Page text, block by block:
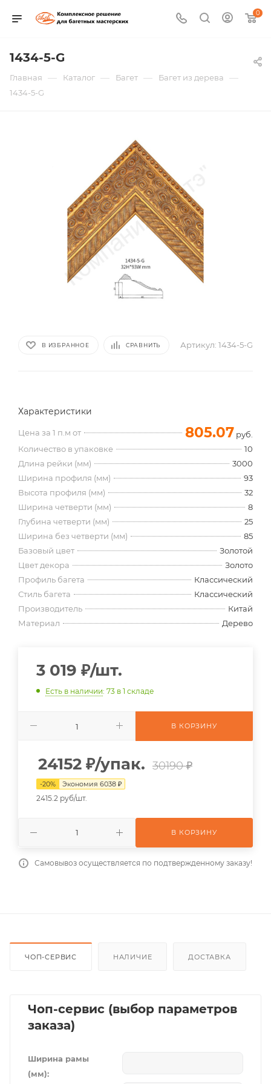
0
1434-5-G
Главная — Каталог — Багет — Багет из дерева —
1434-5-G
В ИЗБРАННОЕ СРАВНИТЬ Артикул: 1434-5-G
Характеристики
Цена за 1 п.м от 805.07 руб.
Количество в упаковке
10
Длина рейки (мм)
3000
Ширина профиля (мм)
93
Высота профиля (мм)
32
Ширина четверти (мм)
8
Глубина четверти (мм)
25
Ширина без четверти (мм)
85
Базовый цвет
Золотой
Цвет декора
Золото
Профиль багета
Классический
Стиль багета
Классический
Производитель
Китай
Материал
Дерево
3 019 ₽/шт.
Есть в наличии: 73 в 1 складе
В КОРЗИНУ
24152 ₽/упак. 30190 ₽
-20% Экономия 6038 ₽
2415.2 руб/шт.
В КОРЗИНУ
Самовывоз осуществляется по подтвержденному заказу!
ЧОП-СЕРВИС НАЛИЧИЕ ДОСТАВКА
Чоп-сервис (выбор параметров
заказа)
Ширина рамы
(мм):